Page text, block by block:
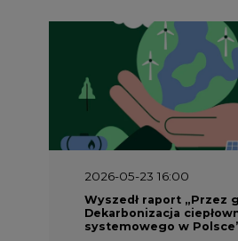
2026-05-23 16:00
Wyszedł raport „Przez
Dekarbonizacja
systemowego w